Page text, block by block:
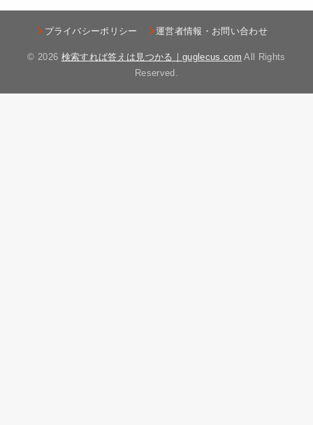
プライバシーポリシー 運営者情報・お問い合わせ
© 2026 検索すれば答えは見つかる｜guglecus.com All Rights
Reserved.